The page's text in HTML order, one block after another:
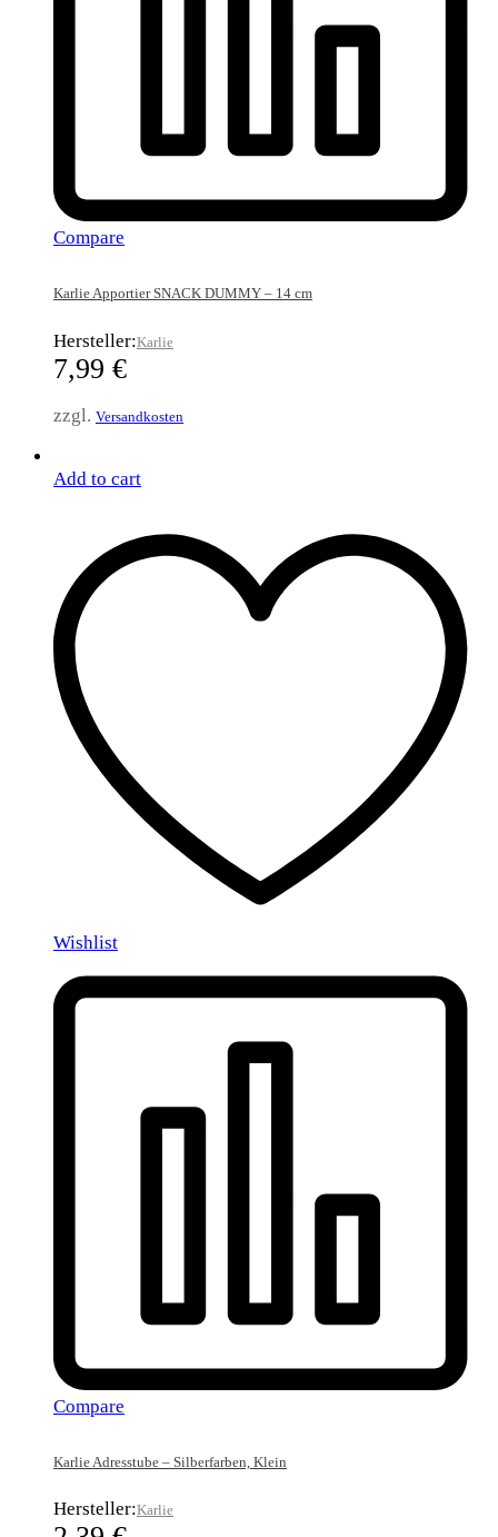
Compare
Karlie Apportier SNACK DUMMY – 14 cm
Hersteller:Karlie
7,99 €
zzgl. Versandkosten
Add to cart
Wishlist
Compare
Karlie Adresstube – Silberfarben, Klein
Hersteller:Karlie